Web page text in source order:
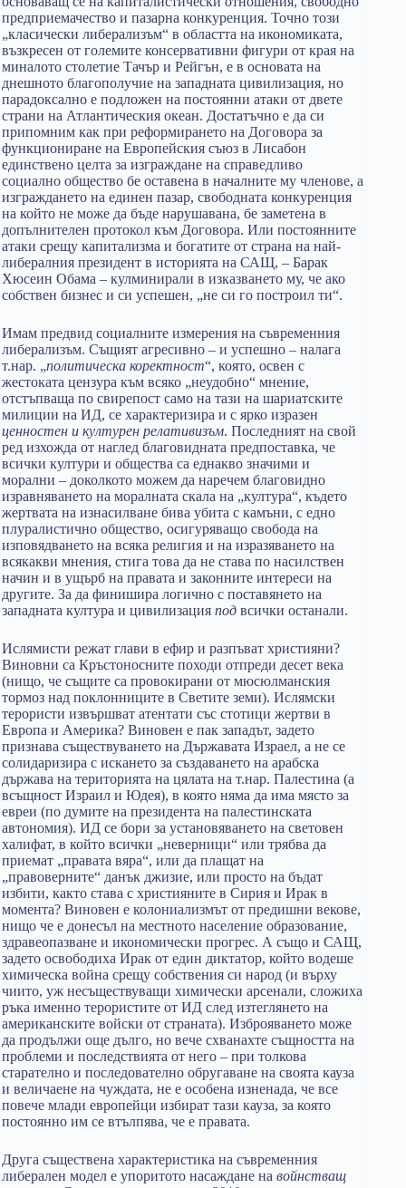
предприемачество и пазарна конкуренция. Точно този
„класически либерализъм“ в областта на икономиката,
възкресен от големите консервативни фигури от края на
миналото столетие Тачър и Рейгън, е в основата на
днешното благополучие на западната цивилизация, но
парадоксално е подложен на постоянни атаки от двете
страни на Атлантическия океан. Достатъчно е да си
припомним как при реформирането на Договора за
функциониране на Европейския съюз в Лисабон
единствено целта за изграждане на справедливо
социално общество бе оставена в началните му членове, а
изграждането на единен пазар, свободната конкуренция
на който не може да бъде нарушавана, бе заметена в
допълнителен протокол към Договора. Или постоянните
атаки срещу капитализма и богатите от страна на най-
либералния президент в историята на САЩ, – Барак
Хюсеин Обама – кулминирали в изказването му, че ако
собствен бизнес и си успешен, „не си го построил ти“.
Имам предвид социалните измерения на съвременния
либерализъм. Същият агресивно – и успешно – налага
т.нар. „политическа коректност“, която, освен с
жестоката цензура към всяко „неудобно“ мнение,
отстъпваща по свирепост само на тази на шариатските
милиции на ИД, се характеризира и с ярко изразен
ценностен и културен релативизъм. Последният на свой
ред изхожда от наглед благовидната предпоставка, че
всички култури и общества са еднакво значими и
морални – доколкото можем да наречем благовидно
изравняването на моралната скала на „култура“, където
жертвата на изнасилване бива убита с камъни, с едно
плуралистично общество, осигуряващо свобода на
изповядването на всяка религия и на изразяването на
всякакви мнения, стига това да не става по насилствен
начин и в ущърб на правата и законните интереси на
другите. За да финишира логично с поставянето на
западната култура и цивилизация под всички останали.
Ислямисти режат глави в ефир и разпъват християни?
Виновни са Кръстоносните походи отпреди десет века
(нищо, че същите са провокирани от мюсюлманския
тормоз над поклонниците в Светите земи). Ислямски
терористи извършват атентати със стотици жертви в
Европа и Америка? Виновен е пак западът, задето
признава съществуването на Държавата Израел, а не се
солидаризира с искането за създаването на арабска
държава на територията на цялата на т.нар. Палестина (а
всъщност Израил и Юдея), в която няма да има място за
евреи (по думите на президента на палестинската
автономия). ИД се бори за установяването на световен
халифат, в който всички „неверници“ или трябва да
приемат „правата вяра“, или да плащат на
„правоверните“ данък джизие, или просто на бъдат
избити, както става с християните в Сирия и Ирак в
момента? Виновен е колониализмът от предишни векове,
нищо че е донесъл на местното население образование,
здравеопазване и икономически прогрес. А също и САЩ,
задето освободиха Ирак от един диктатор, който водеше
химическа война срещу собствения си народ (и върху
чиито, уж несъществуващи химически арсенали, сложиха
ръка именно терористите от ИД след изтеглянето на
американските войски от страната). Изброяването може
да продължи още дълго, но вече схванахте същността на
проблеми и последствията от него – при толкова
старателно и последователно обругаване на своята кауза
и величаене на чуждата, не е особена изненада, че все
повече млади европейци избират тази кауза, за която
постоянно им се втълпява, че е правата.
Друга съществена характеристика на съвременния
либерален модел е упоритото насаждане на войнстващ